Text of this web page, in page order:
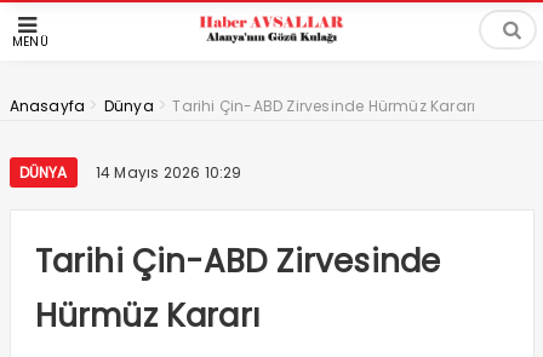
MENÜ
Anasayfa > Dünya >Tarihi Çin-ABD Zirvesinde Hürmüz Kararı
DÜNYA 14 Mayıs 2026 10:29
Tarihi Çin-ABD Zirvesinde
Hürmüz Kararı